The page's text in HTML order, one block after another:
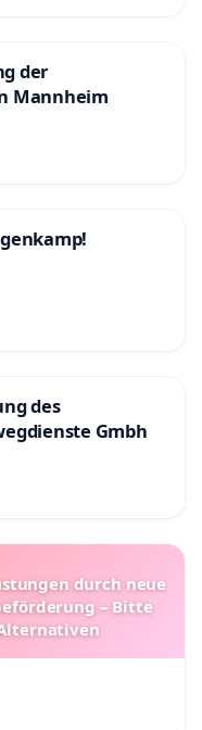
der
Mannheim
des
Gmbh
durch neue
– Bitte